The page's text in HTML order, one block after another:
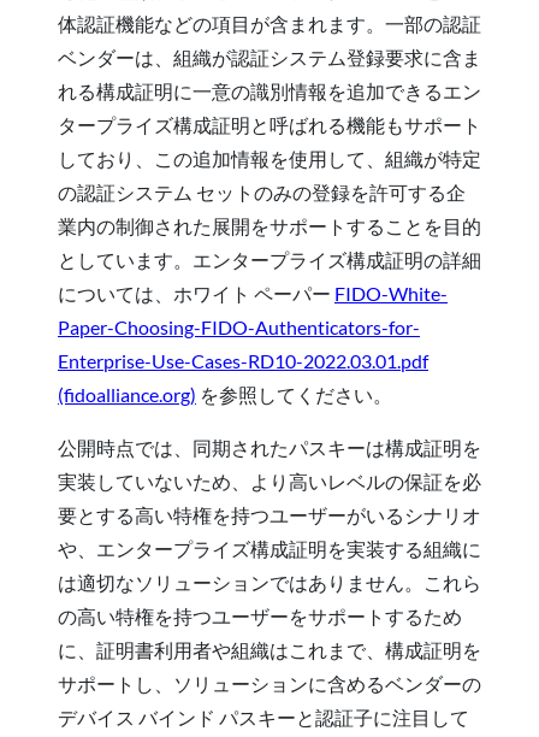
体認証機能などの項目が含まれます。一部の認証
ベンダーは、組織が認証システム登録要求に含ま
れる構成証明に一意の識別情報を追加できるエン
タープライズ構成証明と呼ばれる機能もサポート
しており、この追加情報を使用して、組織が特定
の認証システム セットのみの登録を許可する企
業内の制御された展開をサポートすることを目的
としています。エンタープライズ構成証明の詳細
については、ホワイト ペーパー FIDO-White-
Paper-Choosing-FIDO-Authenticators-for-
Enterprise-Use-Cases-RD10-2022.03.01.pdf
(fidoalliance.org) を参照してください。
公開時点では、同期されたパスキーは構成証明を
実装していないため、より高いレベルの保証を必
要とする高い特権を持つユーザーがいるシナリオ
や、エンタープライズ構成証明を実装する組織に
は適切なソリューションではありません。これら
の高い特権を持つユーザーをサポートするため
に、証明書利用者や組織はこれまで、構成証明を
サポートし、ソリューションに含めるベンダーの
デバイス バインド パスキーと認証子に注目して